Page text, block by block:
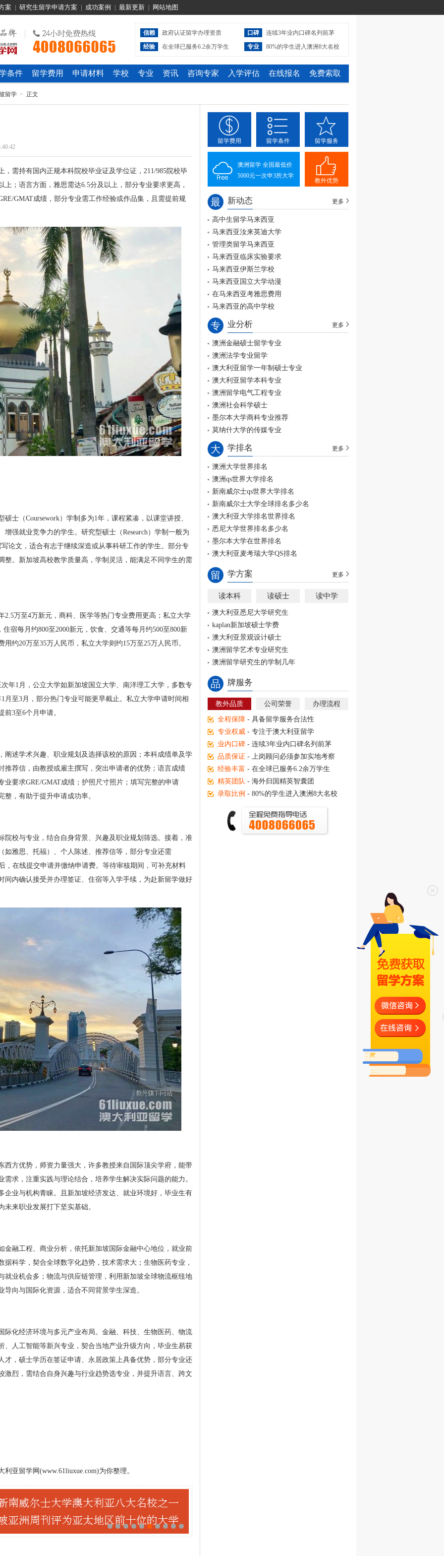
案 研究生留学申请方案 成功案例 最新更新 网站地图
信赖 政府认证留学办理资质 口碑
连续3年业内口碑名列前茅
经验
在全球已服务6.2余万学生 专业 80%的学生进入澳洲8大名校
条件 留学费用 申请材料 学校 专业 资讯 咨询专家 入学评估 在线报名 免费索取
留学 > 正文
，需持有国内正规本科院校毕业证及学位证，211/985院校毕
；语言方面，雅思需达6.5分及以上，部分专业要求更高，
GMAT成绩，部分专业需工作经验或作品集，且需提前规
士（Coursework）学制多为1年，课程紧凑，以课堂讲授、
强就业竞争力的学生。研究型硕士（Research）学制一般为
论文，适合有志于继续深造或从事科研工作的学生。部分专
整。新加坡高校教学质量高，学制灵活，能满足不同学生的需
2.5万至4万新元，商科、医学等热门专业费用更高；私立大学
宿每月约800至2000新元，饮食、交通等每月约500至800新
约20万至35万人民币，私立大学则约15万至25万人民币。
年1月，公立大学如新加坡国立大学、南洋理工大学，多数专
月至3月，部分热门专业可能更早截止。私立大学申请时间相
3至6个月申请。
阐述学术兴趣、职业规划及选择该校的原因；本科成绩单及学
推荐信，由教授或雇主撰写，突出申请者的优势；语言成绩
要求GRE/GMAT成绩；护照尺寸照片；填写完整的申请
，有助于提升申请成功率。
院校与专业，结合自身背景、兴趣及职业规划筛选。接着，准
如雅思、托福）、个人陈述、推荐信等，部分专业还需
，在线提交申请并缴纳申请费。等待审核期间，可补充材料
间内确认接受并办理签证、住宿等入学手续，为赴新留学做好
西方优势，师资力量强大，许多教授来自国际顶尖学府，能带
求，注重实践与理论结合，培养学生解决实际问题的能力。
企业与机构青睐。且新加坡经济发达、就业环境好，毕业生有
来职业发展打下坚实基础。
金融工程、商业分析，依托新加坡国际金融中心地位，就业前
科学，契合全球数字化趋势，技术需求大；生物医药专业，
就业机会多；物流与供应链管理，利用新加坡全球物流枢纽地
向与国际化资源，适合不同背景学生深造。
际化经济环境与多元产业布局。金融、科技、生物医药、物流
、人工智能等新兴专业，契合当地产业升级方向，毕业生易获
才，硕士学历在签证申请、永居政策上具备优势，部分专业还
激烈，需结合自身兴趣与行业趋势选专业，并提升语言、跨文
亚留学网(www.61liuxue.com)为你整理。
留学费用 留学条件 留学服务
澳洲留学 全国最低价
5000元一次申3所大学
教外优势
最 新动态 更多
高中生留学马来西亚
马来西亚汝来英迪大学
管理类留学马来西亚
马来西亚临床实验要求
马来西亚伊斯兰学校
马来西亚国立大学动漫
在马来西亚考雅思费用
马来西亚的高中学校
专 业分析 更多
澳洲金融硕士留学专业
澳洲法学专业留学
澳大利亚留学一年制硕士专业
澳大利亚留学本科专业
澳洲留学电气工程专业
澳洲社会科学硕士
墨尔本大学商科专业推荐
莫纳什大学的传媒专业
大 学排名 更多
澳洲大学世界排名
澳洲qs世界大学排名
新南威尔士qs世界大学排名
新南威尔士大学全球排名多少名
澳大利亚大学排名世界排名
悉尼大学世界排名多少名
墨尔本大学在世界排名
澳大利亚麦考瑞大学QS排名
留 学方案 更多
读本科 读硕士 读中学
澳大利亚悉尼大学研究生
kaplan新加坡硕士学费
澳大利亚景观设计硕士
澳洲留学艺术专业研究生
澳洲留学研究生的学制几年
品 牌服务
教外品质 公司荣誉 办理流程
全程保障 - 具备留学服务合法性
专业权威 - 专注于澳大利亚留学
业内口碑 - 连续3年业内口碑名列前茅
品质保证 - 上岗顾问必须参加实地考察
经验丰富 - 在全球已服务6.2余万学生
精英团队 - 海外归国精英智囊团
录取比例 - 80%的学生进入澳洲8大名校